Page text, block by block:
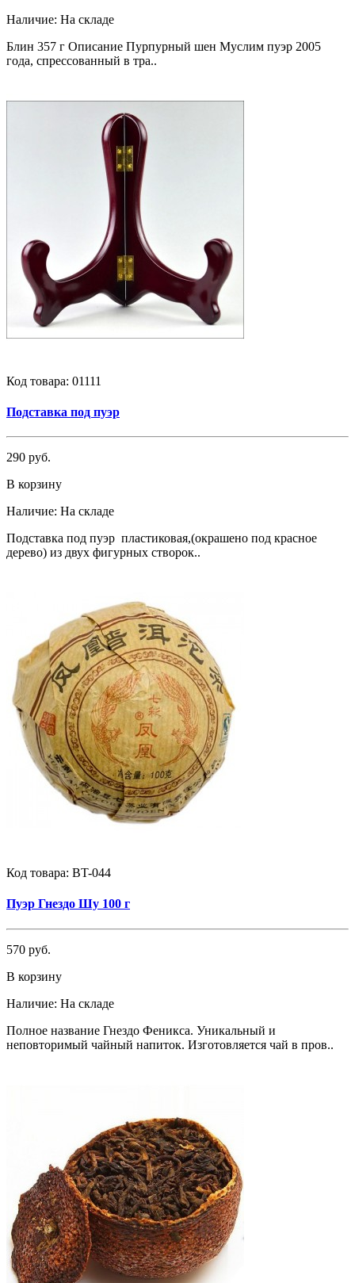
Наличие: На складе
Блин 357 г Описание Пурпурный шен Муслим пуэр 2005
года, спрессованный в тра..
Код товара: 01111
Подставка под пуэр
290 руб.
В корзину
Наличие: На складе
Подставка под пуэр пластиковая,(окрашено под красное
дерево) из двух фигурных створок..
Код товара: BT-044
Пуэр Гнездо Шу 100 г
570 руб.
В корзину
Наличие: На складе
Полное название Гнездо Феникса. Уникальный и
неповторимый чайный напиток. Изготовляется чай в пров..